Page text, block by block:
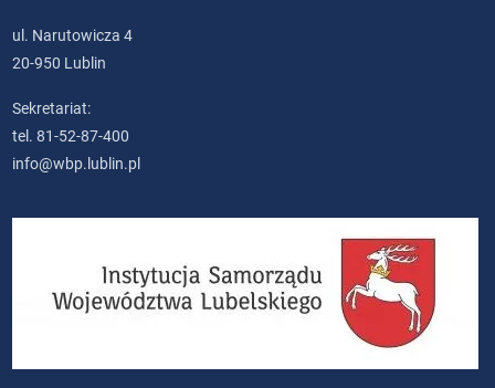
ul. Narutowicza 4
20-950 Lublin
Sekretariat:
tel. 81-52-87-400
info@wbp.lublin.pl